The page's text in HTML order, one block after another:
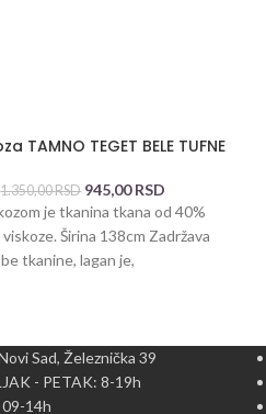
TAMNO TEGET BELE TUFNE
1.350,00RSD 945,00RSD
je tkanina tkana od 40%
Širina 138cm Zadržava
tkanine, lagan je,
Sad, Železnička 39
- PETAK: 8-19h
14h